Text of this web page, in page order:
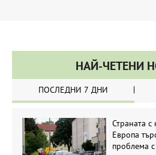
НАЙ-ЧЕТЕНИ
ПОСЛЕДНИ 7 ДНИ
Страната
Европа
проблема